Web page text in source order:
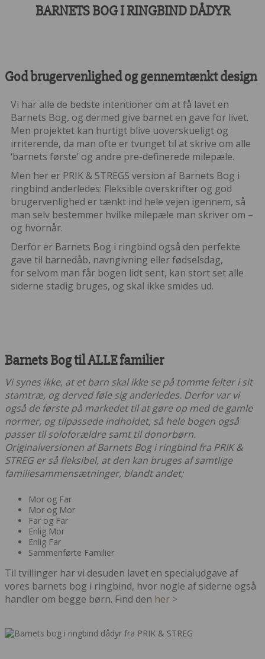
BARNETS BOG I RINGBIND DÅDYR
God brugervenlighed og gennemtænkt design
Vi har alle de bedste intentioner om at få lavet en
Barnets Bog, og dermed give barnet en gave for livet.
Men projektet kan hurtigt blive uoverskueligt og
irriterende, da man ofte er tvunget til at skrive om alle
‘barnets første’ og andre pre-definerede milepæle.
Men her er PRIK & STREGS version af Barnets Bog i
ringbind anderledes: Fleksible overskrifter og god
brugervenlighed er tænkt ind hele vejen igennem, så
man selv bestemmer hvilke milepæle man skriver om –
og hvornår.
Derfor er Barnets Bog i ringbind også den perfekte
gave til barnedåb, navngivning eller fødselsdag,
for selvom man får bogen lidt sent, kan stort set alle
siderne stadig bruges, og skal ikke smides ud.
Barnets Bog til ALLE familier
Vi synes ikke, at et barn skal ikke se på tomme felter i sit
stamtræ, og derved føle sig anderledes. Derfor var vi
også de første på markedet til at gøre op med de gamle
normer, og tilpassede indholdet, så hele bogen også
passer til soloforældre samt til donorbørn.
Originalversionen af Barnets Bog i ringbind fra PRIK &
STREG er så fleksibel, at den kan bruges af samtlige
familiesammensætninger, blandt andet;
Mor og Far
Mor og Mor
Far og Far
Enlig Mor
Enlig Far
Sammenførte Familier
Til tvillinger har vi desuden lavet en specialudgave af
vores barnets bog i ringbind, hvor nogle af siderne også
handler om begge børn. Find den her >